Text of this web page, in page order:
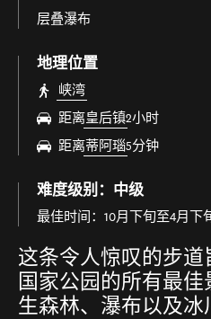
层叠瀑布
地理位置
峡湾
距离皇后镇2小时
距离蒂阿瑙5分钟
难度级别：中级
最佳时间：10月下旬至4月下
这条令人惊叹的步
国家公园的所有最
生森林、瀑布以及冰